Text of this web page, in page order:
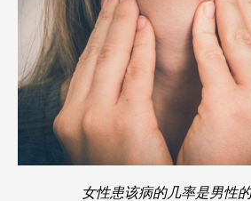
女性患该病的几率是男性的